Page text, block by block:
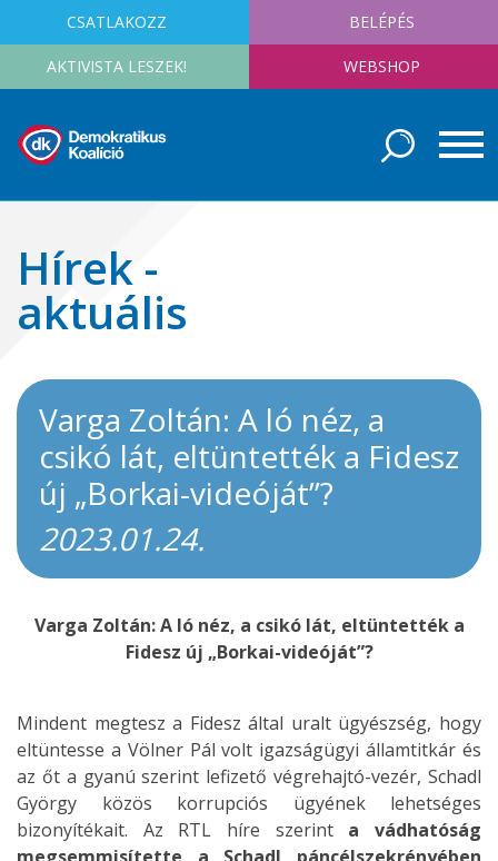
CSATLAKOZZ BELÉPÉS
AKTIVISTA LESZEK! WEBSHOP
Hírek -
aktuális
Varga Zoltán: A ló néz, a
csikó lát, eltüntették a Fidesz
új „Borkai-videóját”?
2023.01.24.
Varga Zoltán: A ló néz, a csikó lát, eltüntették a
Fidesz új „Borkai-videóját”?
Mindent megtesz a Fidesz által uralt ügyészség, hogy
eltüntesse a Völner Pál volt igazságügyi államtitkár és
az őt a gyanú szerint lefizető végrehajtó-vezér, Schadl
György közös korrupciós ügyének lehetséges
bizonyítékait. Az RTL híre szerint a vádhatóság